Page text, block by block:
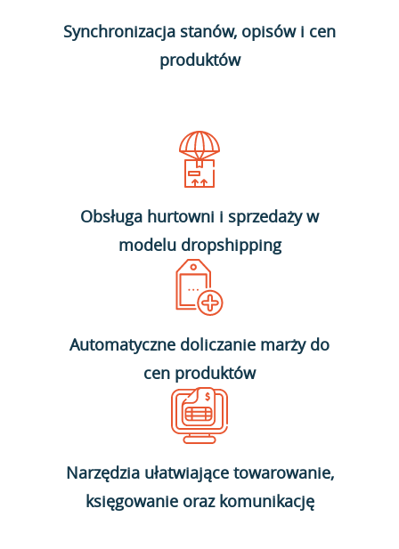
Synchronizacja stanów, opisów i cen
produktów
Obsługa hurtowni i sprzedaży w
modelu dropshipping
Automatyczne doliczanie marży do
cen produktów
Narzędzia ułatwiające towarowanie,
księgowanie oraz komunikację